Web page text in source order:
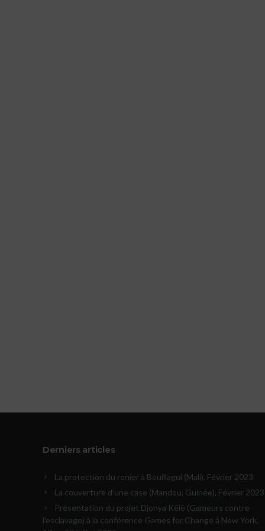
Derniers articles
La protection du ronier à Bouillagui (Mali), Février 2023
La couverture d’une case (Mandou, Guinée), Février 2023
Présentation du projet Djonya Kêlè (Gameurs contre
l’esclavage) à la conférence Games for Change à New York,